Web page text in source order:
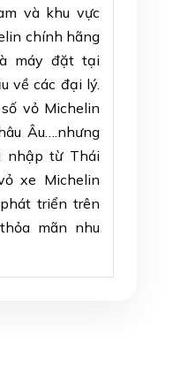
và khu vực
chính hãng
máy đặt tại
về các đại lý.
vỏ Michelin
Âu….nhưng
nhập từ Thái
xe Michelin
triển trên
mãn nhu